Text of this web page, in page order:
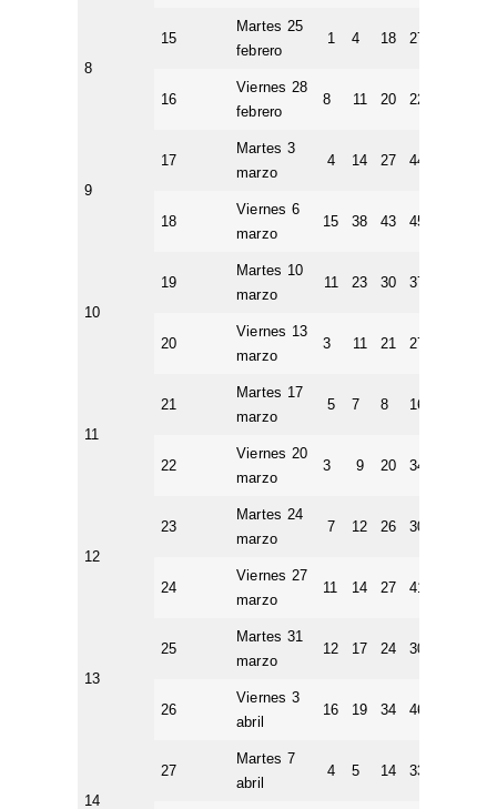
8
15
Martes 25
febrero
1 4 18 27
16
Viernes 28
febrero
8 11 20 22
9
17
Martes 3
marzo
4 14 27 44
18
Viernes 6
marzo
15 38 43 45
10
19
Martes 10
marzo
11 23 30 37
20
Viernes 13
marzo
3 11 21 27
11
21
Martes 17
marzo
5 7 8 16
22
Viernes 20
marzo
3 9 20 34
12
23
Martes 24
marzo
7 12 26 30
24
Viernes 27
marzo
11 14 27 41
13
25
Martes 31
marzo
12 17 24 30
26
Viernes 3
abril
16 19 34 46
14
27
Martes 7
abril
4 5 14 33